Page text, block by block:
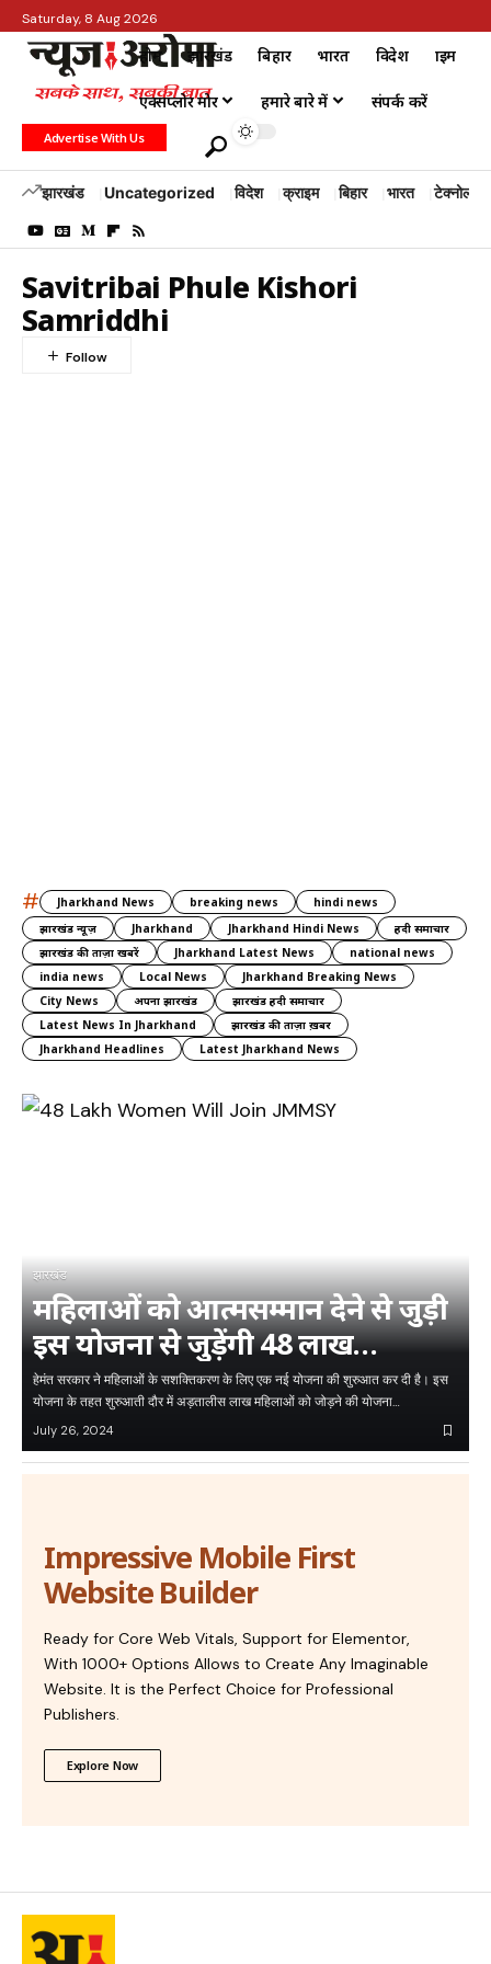
Saturday, 8 Aug 2026
होम झारखंड बिहार भारत विदेश क्राइम
एक्सप्लोर मोर हमारे बारे में संपर्क करें
Advertise With Us
झारखंड Uncategorized विदेश क्राइम बिहार भारत टेक्नोलॉजी
Savitribai Phule Kishori
Samriddhi
# Jharkhand News breaking news
hindi news
झारखंड न्यूज़
Jharkhand Jharkhand Hindi News
हिंदी समाचार
झारखंड की ताज़ा खबरें
Jharkhand Latest News
national news
india news
Local News
Jharkhand Breaking News
City News
अपना झारखंड
झारखंड हिंदी समाचार
Latest News In Jharkhand
झारखंड की ताज़ा ख़बर
Jharkhand Headlines
Latest Jharkhand News
झारखंड
महिलाओं को आत्मसम्मान देने से जुड़ी
इस योजना से जुड़ेंगी 48 लाख
महिलाएं, जानिए डिटेल…
हेमंत सरकार ने महिलाओं के सशक्तिकरण के लिए एक नई योजना की शुरुआत कर दी है। इस
योजना के तहत शुरुआती दौर में अड़तालीस लाख महिलाओं को जोड़ने की योजना…
July 26, 2024
Impressive Mobile First
Website Builder
Ready for Core Web Vitals, Support for Elementor,
With 1000+ Options Allows to Create Any Imaginable
Website. It is the Perfect Choice for Professional
Publishers.
Explore Now